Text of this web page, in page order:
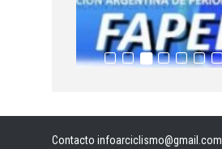
Contacto infoarciclismo@gmail.com